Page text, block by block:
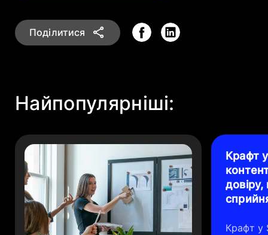
Поділитися
Найпопулярніші:
Крафт
довіру,
Крафт у